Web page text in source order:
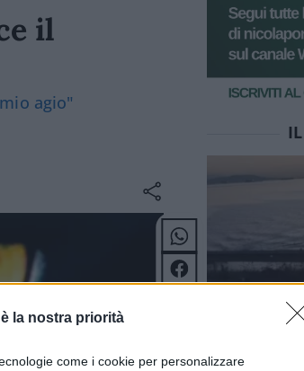
la nostra priorità
come i cookie per personalizzare
il
agio"